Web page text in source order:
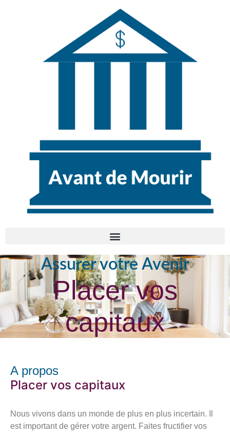
Assurer votre Avenir
Placer vos
capitaux
A propos
Placer vos capitaux
Nous vivons dans un monde de plus en plus incertain. Il
est important de gérer votre argent. Faites fructifier vos